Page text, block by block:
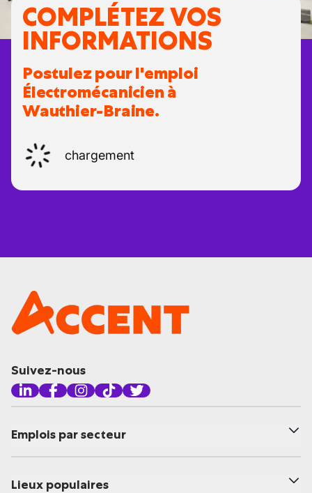
COMPLÉTEZ VOS
INFORMATIONS
Postulez pour l'emploi
Électromécanicien à
Wauthier-Braine.
chargement
Suivez-nous
Emplois par secteur
Lieux populaires